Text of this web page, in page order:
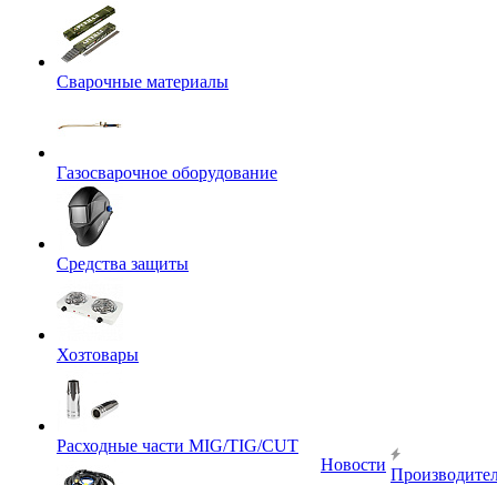
Сварочные материалы
Газосварочное оборудование
Средства защиты
Хозтовары
Расходные части MIG/TIG/CUT
Новости